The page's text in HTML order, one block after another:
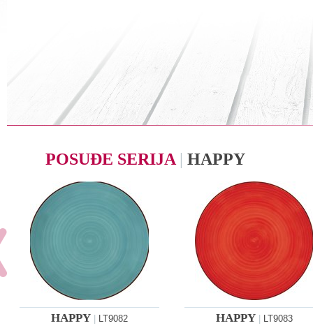
POSUĐE SERIJA | HAPPY
HAPPY LT9082 HAPPY LT9083